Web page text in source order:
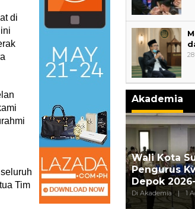
di
Tim
Akademia
2026 Depok Resmi
Ini Ruang
Masa Depan
3 Agustus 2026
Wali Kota
Pengurus
Depok
Di Akademia | 1
JURNAL